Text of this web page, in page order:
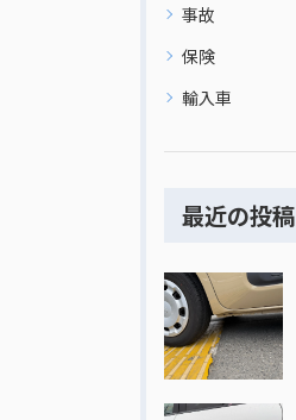
事故
保険
輸入車
最近の投稿